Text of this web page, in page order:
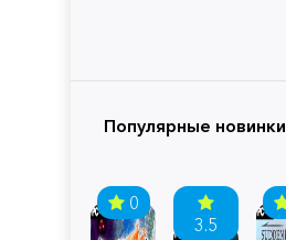
Популярные новинки
0
3.5